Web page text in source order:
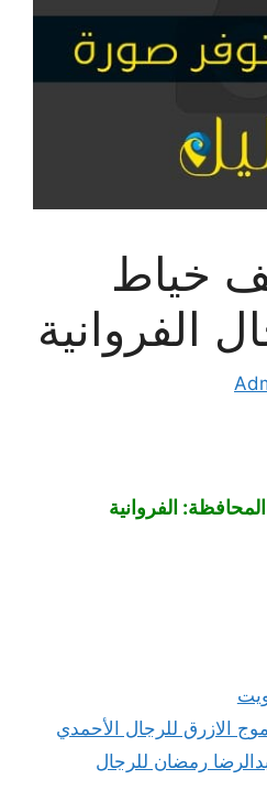
خياط
الفروانية
الفروانية
الازرق للرجال الأحمدي
رمضان للرجال